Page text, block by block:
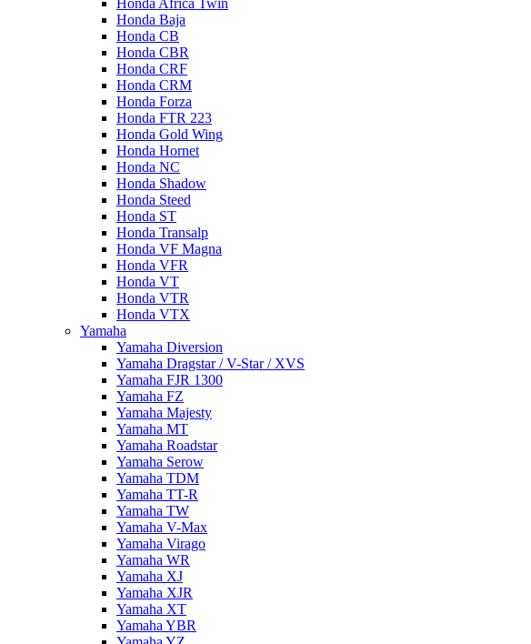
Honda Africa Twin
Honda Baja
Honda CB
Honda CBR
Honda CRF
Honda CRM
Honda Forza
Honda FTR 223
Honda Gold Wing
Honda Hornet
Honda NC
Honda Shadow
Honda Steed
Honda ST
Honda Transalp
Honda VF Magna
Honda VFR
Honda VT
Honda VTR
Honda VTX
Yamaha
Yamaha Diversion
Yamaha Dragstar / V-Star / XVS
Yamaha FJR 1300
Yamaha FZ
Yamaha Majesty
Yamaha MT
Yamaha Roadstar
Yamaha Serow
Yamaha TDM
Yamaha TT-R
Yamaha TW
Yamaha V-Max
Yamaha Virago
Yamaha WR
Yamaha XJ
Yamaha XJR
Yamaha XT
Yamaha YBR